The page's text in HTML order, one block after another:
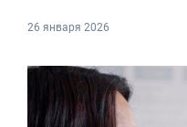
26 января 2026